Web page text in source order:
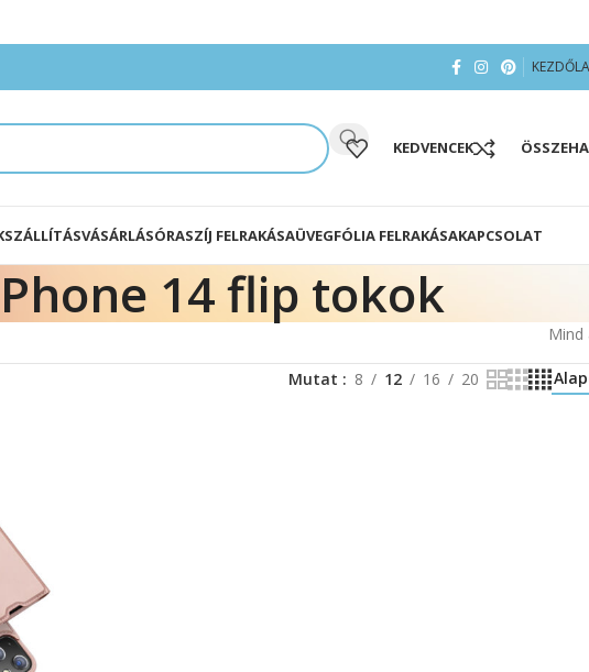
KEDVENCEK
SZÁLLÍTÁSVÁSÁRLÁSÓRASZÍJ FELRAKÁSAÜVEGFÓLIA FELRAKÁSAKAPCSOLAT
14 flip tokok
Mind
Mutat 8 12 16 20